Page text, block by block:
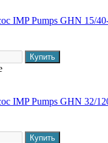
IMP Pumps GHN 15/
IMP Pumps GHN 32/